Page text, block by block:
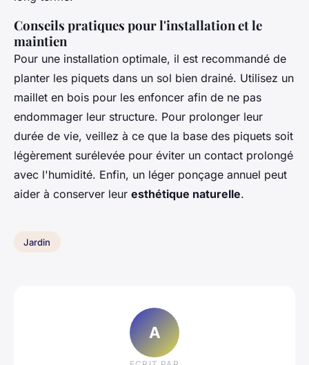
Conseils pratiques pour l'installation et le
maintien
Pour une installation optimale, il est recommandé de
planter les piquets dans un sol bien drainé. Utilisez un
maillet en bois pour les enfoncer afin de ne pas
endommager leur structure. Pour prolonger leur
durée de vie, veillez à ce que la base des piquets soit
légèrement surélevée pour éviter un contact prolongé
avec l'humidité. Enfin, un léger ponçage annuel peut
aider à conserver leur esthétique naturelle.
Jardin
A